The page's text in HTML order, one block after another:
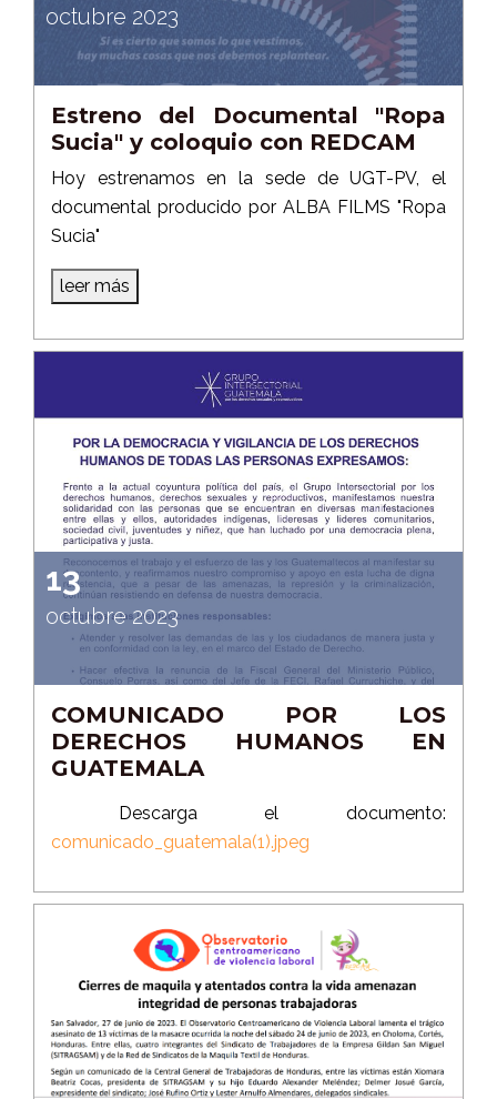
octubre 2023
Estreno del Documental "Ropa
Sucia" y coloquio con REDCAM
Hoy estrenamos en la sede de UGT-PV, el
documental producido por ALBA FILMS "Ropa
Sucia"
leer más
13
octubre 2023
COMUNICADO POR LOS
DERECHOS HUMANOS EN
GUATEMALA
Descarga el documento:
comunicado_guatemala(1).jpeg